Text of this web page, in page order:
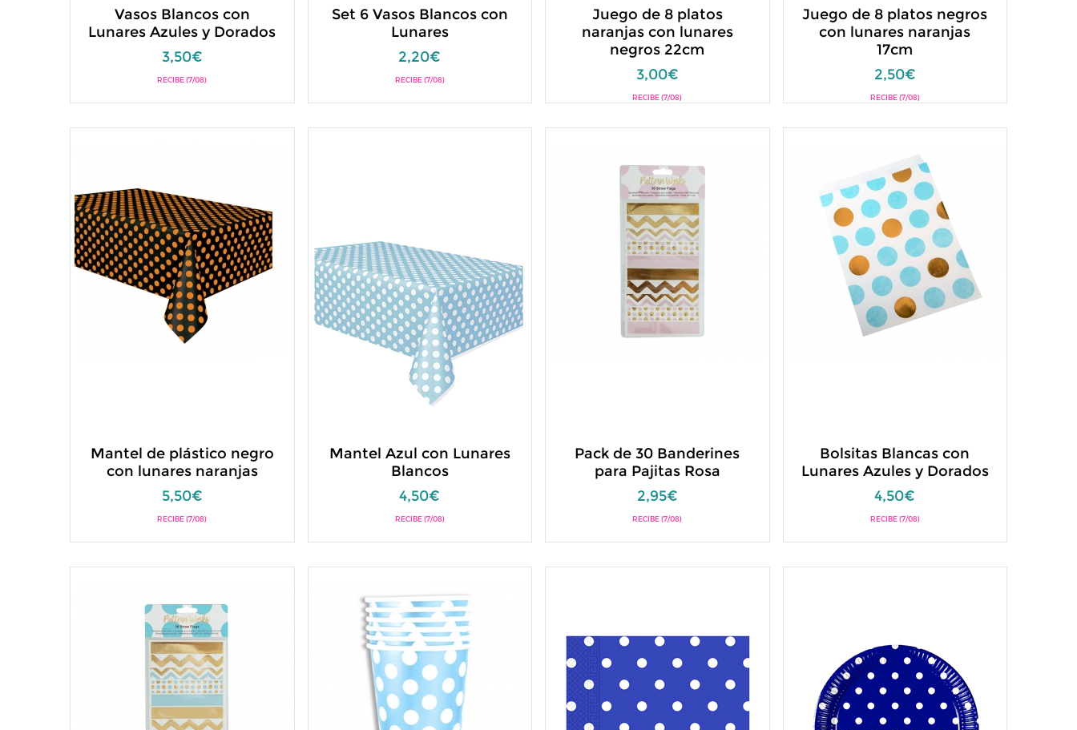
Vasos Blancos con
Lunares Azules y Dorados
3,50€
RECIBE (7/08)
Set 6 Vasos Blancos con
Lunares
2,20€
RECIBE (7/08)
Juego de 8 platos
naranjas con lunares
negros 22cm
3,00€
RECIBE (7/08)
Juego de 8 platos negros
con lunares naranjas
17cm
2,50€
RECIBE (7/08)
Mantel de plástico negro
con lunares naranjas
5,50€
RECIBE (7/08)
Mantel Azul con Lunares
Blancos
4,50€
RECIBE (7/08)
Pack de 30 Banderines
para Pajitas Rosa
2,95€
RECIBE (7/08)
Bolsitas Blancas con
Lunares Azules y Dorados
4,50€
RECIBE (7/08)